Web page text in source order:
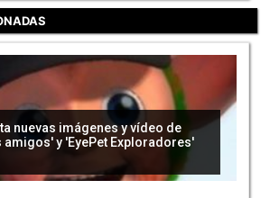
nuevas imágenes y vídeo de
amigos' y 'EyePet Exploradores'